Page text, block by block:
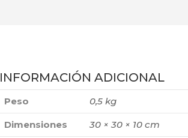
INFORMACIÓN ADICIONAL
Peso 0,5 kg
Dimensiones 30 × 30 × 10 cm